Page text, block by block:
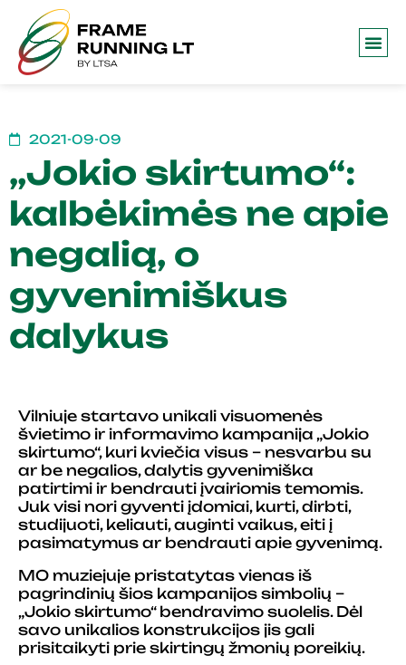
2021-09-09
„Jokio skirtumo“:
kalbėkimės ne apie
negalią, o
gyvenimiškus
dalykus
Vilniuje startavo unikali visuomenės
švietimo ir informavimo kampanija „Jokio
skirtumo“, kuri kviečia visus – nesvarbu su
ar be negalios, dalytis gyvenimiška
patirtimi ir bendrauti įvairiomis temomis.
Juk visi nori gyventi įdomiai, kurti, dirbti,
studijuoti, keliauti, auginti vaikus, eiti į
pasimatymus ar bendrauti apie gyvenimą.
MO muziejuje pristatytas vienas iš
pagrindinių šios kampanijos simbolių –
„Jokio skirtumo“ bendravimo suolelis. Dėl
savo unikalios konstrukcijos jis gali
prisitaikyti prie skirtingų žmonių poreikių.